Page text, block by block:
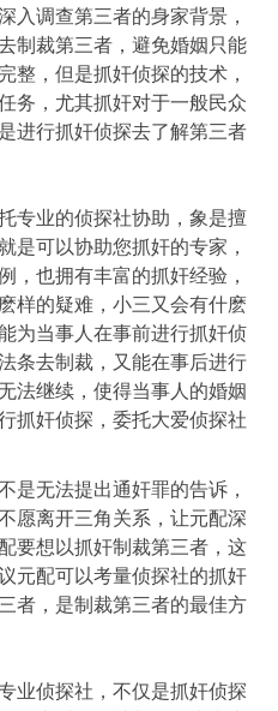
入调查第三者的身家背景，
制裁第三者，避免婚姻只能
整，但是抓奸侦探的技术，
务，尤其抓奸对于一般民众
进行抓奸侦探去了解第三者
专业的侦探社协助，象是擅
是可以协助您抓奸的专家，
，也拥有丰富的抓奸经验，
样的疑难，小三又会有什麽
为当事人在事前进行抓奸侦
条去制裁，又能在事后进行
法继续，使得当事人的婚姻
抓奸侦探，委托大爱侦探社
是无法提出通奸罪的告诉，
愿离开三角关系，让元配深
要想以抓奸制裁第三者，这
元配可以考量侦探社的抓奸
者，是制裁第三者的最佳方
业侦探社，不仅是抓奸侦探